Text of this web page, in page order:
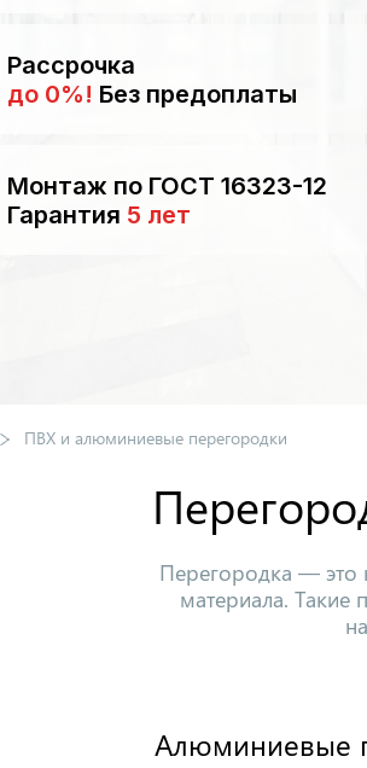
Рассрочка
до 0%! Без предоплаты
Монтаж по ГОСТ 16323-12
Гарантия 5 лет
ПВХ и алюминиевые перегородки
Перегородка — это
материала. Такие
Алюминиевые